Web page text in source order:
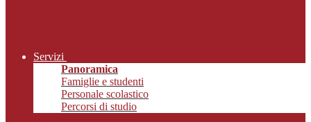
Servizi
Panoramica
Famiglie e studenti
Personale scolastico
Percorsi di studio